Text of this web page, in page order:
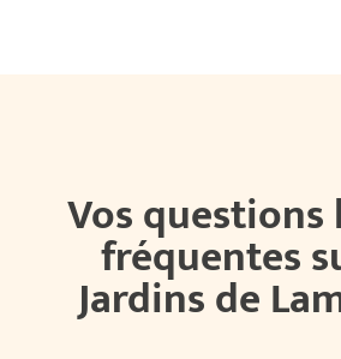
Vos questions
fréquentes
Jardins de